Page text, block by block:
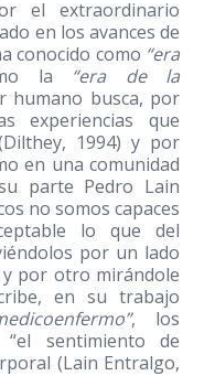
el extraordinario
en los avances de
conocido como “era
la “era de la
humano busca, por
experiencias que
1994) y por
en una comunidad
parte Pedro Lain
no somos capaces
lo que del
por un lado
por otro mirándole
en su trabajo
, los
“el sentimiento de
(Lain Entralgo,